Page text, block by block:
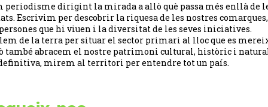
periodisme dirigint la mirada a allò què passa més enllà de
Escrivim per descobrir la riquesa de les nostres
que hi viuen i la diversitat de les seves iniciatives.
de la terra per situar el sector primari al lloc que es
també abracem el nostre patrimoni cultural, històric i
mirem al territori per entendre tot un país.